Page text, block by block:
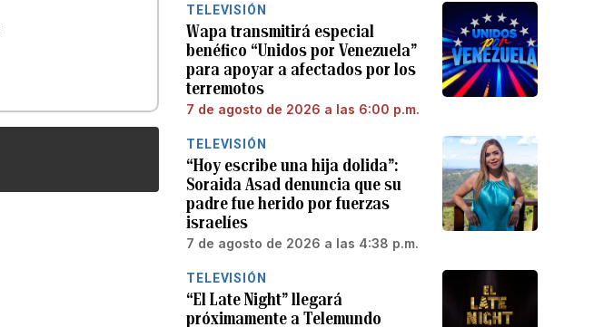
TELEVISIÓN
Wapa transmitirá especial
benéfico “Unidos por Venezuela”
para apoyar a afectados por los
terremotos
7 de agosto de 2026 a las 6:00 p.m.
TELEVISIÓN
“Hoy escribe una hija dolida”:
Soraida Asad denuncia que su
padre fue herido por fuerzas
israelíes
7 de agosto de 2026 a las 4:38 p.m.
TELEVISIÓN
“El Late Night” llegará
próximamente a Telemundo